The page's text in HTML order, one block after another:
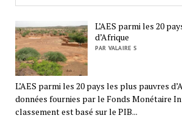
L’AES parmi les 20
d’Afrique
PAR VALAIRE S
L’AES parmi les 20 pays les plus pauvres
données fournies par le Fonds Monétaire
classement est basé sur le PIB...